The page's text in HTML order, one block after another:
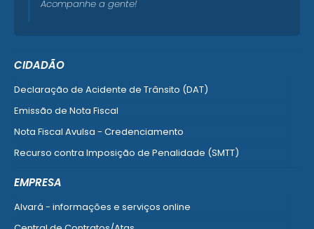
CIDADÃO
Declaração de Acidente de Trânsito (DAT)
Emissão de Nota Fiscal
Nota Fiscal Avulsa - Credenciamento
Recurso contra Imposição de Penalidade (SMTT)
EMPRESA
Alvará - informações e serviços online
Acompanhe a gente!